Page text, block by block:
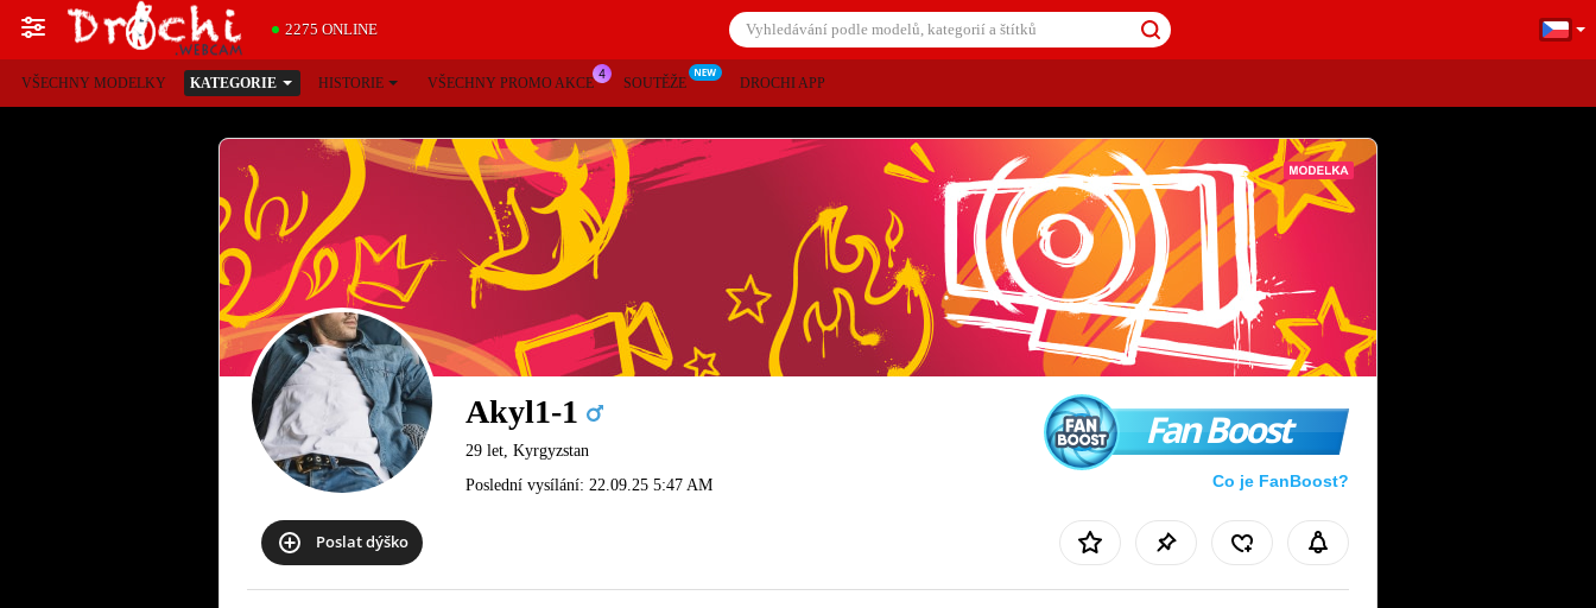
2275 ONLINE
VŠECHNY MODELKY KATEGORIE HISTORIE VŠECHNY PROMO AKCE SOUTĚŽE DROCHI APP
Akyl1-1
29 let, Kyrgyzstan
Poslední vysílání: 22.09.25 5:47 AM
Fan Boost
Co je FanBoost?
Poslat dýško